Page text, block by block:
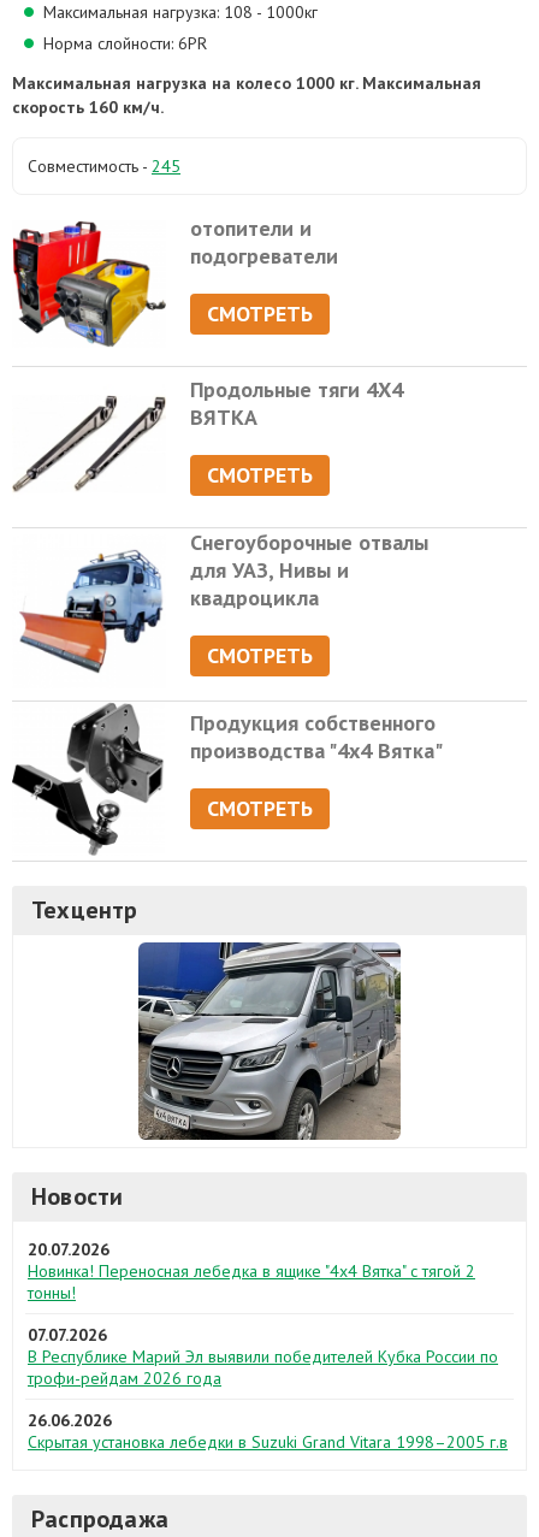
Максимальная нагрузка: 108 - 1000кг
Норма слойности: 6PR
Максимальная нагрузка на колесо 1000 кг. Максимальная
скорость 160 км/ч.
Совместимость - 245
отопители и
подогреватели
СМОТРЕТЬ
Продольные тяги 4Х4
ВЯТКА
СМОТРЕТЬ
Снегоуборочные отвалы
для УАЗ, Нивы и
квадроцикла
СМОТРЕТЬ
Продукция собственного
производства "4х4 Вятка"
СМОТРЕТЬ
Техцентр
Новости
20.07.2026
Новинка! Переносная лебедка в ящике "4х4 Вятка" с тягой 2
тонны!
07.07.2026
В Республике Марий Эл выявили победителей Кубка России по
трофи-рейдам 2026 года
26.06.2026
Скрытая установка лебедки в Suzuki Grand Vitara 1998–2005 г.в
Распродажа